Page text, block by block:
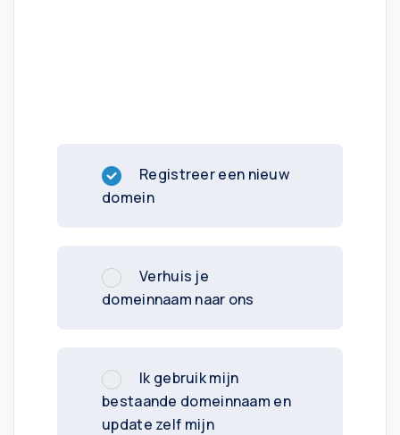
Registreer een nieuw
domein
Verhuis je
domeinnaam naar ons
Ik gebruik mijn
bestaande domeinnaam en
update zelf mijn